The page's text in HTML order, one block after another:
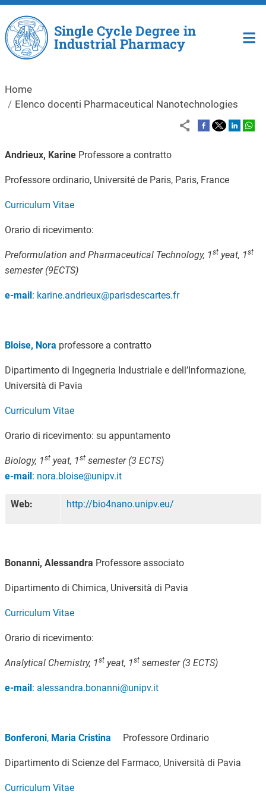
Skip to main content
Single Cycle Degree in
Industrial Pharmacy
Home
Elenco docenti Pharmaceutical Nanotechnologies
Andrieux, KarineProfessore a contratto
Professore ordinario, Université de Paris, Paris, France
Curriculum Vitae
Orario di ricevimento:
Preformulation and Pharmaceutical Technology, 1styeat, 1st
semester (9ECTS)
e-mail: karine.andrieux@parisdescartes.fr
Bloise, Nora professore a contratto
Dipartimento di Ingegneria Industriale e dell’Informazione,
Università di Pavia
Curriculum Vitae
Orario di ricevimento: su appuntamento
Biology, 1styeat, 1stsemester (3 ECTS)
e-mail: nora.bloise@unipv.it
Web: http://bio4nano.unipv.eu/
Bonanni, Alessandra Professore associato
Dipartimento di Chimica, Università di Pavia
Curriculum Vitae
Orario di ricevimento:
Analytical Chemistry, 1styeat, 1stsemester (3 ECTS)
e-mail: alessandra.bonanni@unipv.it
Bonferoni, Maria Cristina Professore Ordinario
Dipartimento di Scienze del Farmaco, Università di Pavia
Curriculum Vitae